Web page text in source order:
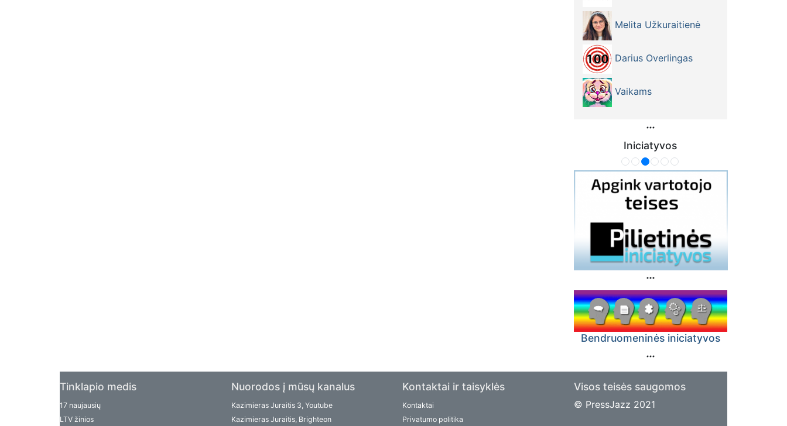
Melita Užkuraitienė
Darius Overlingas
Vaikams
Iniciatyvos
Bendruomeninės iniciatyvos
Tinklapio medis
17 naujausių
LTV žinios
Nuorodos į mūsų kanalus
Kazimieras Juraitis 3, Youtube
Kazimieras Juraitis, Brighteon
Kontaktai ir taisyklės
Kontaktai
Privatumo politika
Visos teisės saugomos
© PressJazz 2021